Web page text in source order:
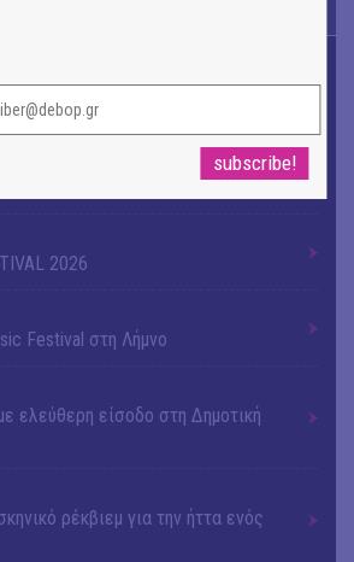
Dark Side of the Γρουν | Οι Pink
γουρνοπούλα
2026
Festival στη Λήμνο
ελεύθερη είσοδο στη Δημοτική
ρέκβιεμ για την ήττα ενός